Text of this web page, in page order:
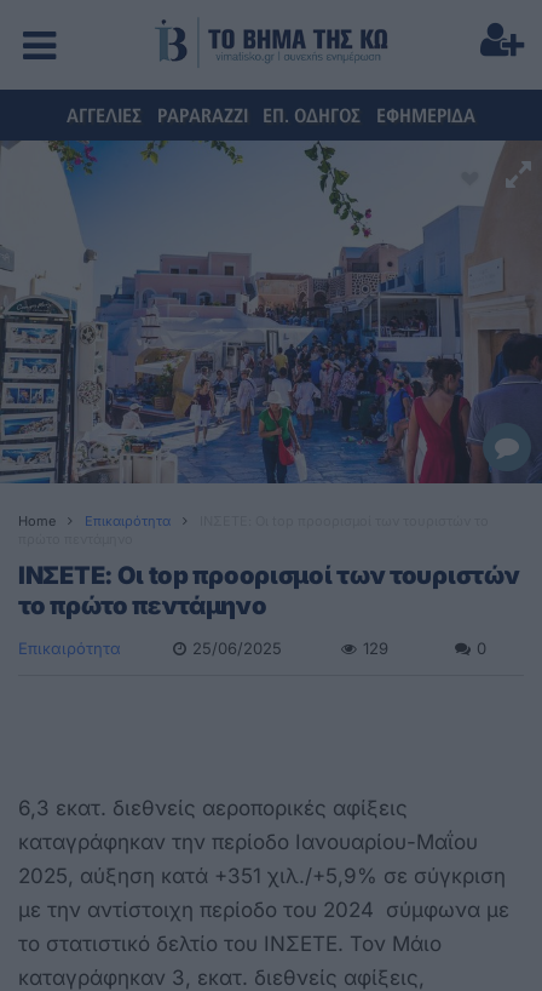
ΑΓΓΕΛΙΕΣ PAPARAZZI ΕΠ. ΟΔΗΓΟΣ ΕΦΗΜΕΡΙΔΑ
Home Επικαιρότητα
ΙΝΣΕΤΕ: Οι top προορισμοί των τουριστών
το πρώτο πεντάμηνο
Επικαιρότητα 25/06/2025 129 0
6,3 εκατ. διεθνείς αεροπορικές αφίξεις
καταγράφηκαν την περίοδο Ιανουαρίου-Μαΐου
2025, αύξηση κατά +351 χιλ./+5,9% σε σύγκριση
με την αντίστοιχη περίοδο του 2024 σύμφωνα με
το στατιστικό δελτίο του ΙΝΣΕΤΕ. Τον Μάιο
καταγράφηκαν 3, εκατ. διεθνείς αφίξεις,